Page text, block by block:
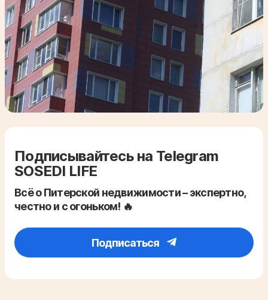
Подписывайтесь на Telegram
SOSEDI LIFE
Всё о Питерской недвижимости – экспертно,
честно и с огоньком! 🔥
Подписаться